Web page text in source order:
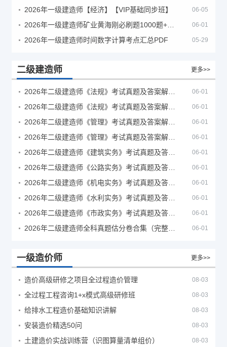
2026年一级建造师【经济】【VIP基础同步班】 06-05
06-01
2026年一级建造师时间数字计算考点汇总PDF 05-29
二级建造师 更多>>
06-01
06-01
06-01
06-01
06-01
06-01
06-01
06-01
06-01
06-01
一级造价师 更多>>
造价高级研修之项目全过程造价管理 08-03
全过程工程咨询1+x模式高级研修班 08-03
给排水工程造价基础知识讲解 08-03
安装造价精选50问 08-03
土建造价实战训练营（识图算量清单组价） 08-03